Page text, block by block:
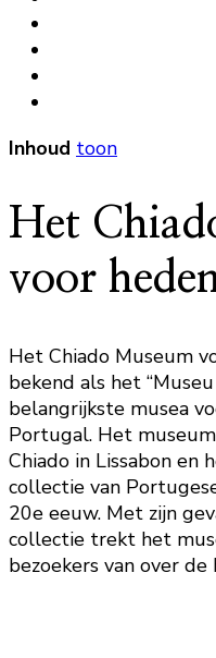
Inhoud toon
Het
voor
Het Chiado Museum
bekend als het
belangrijkste musea
Portugal. Het
Chiado in Lissabon en
collectie van
20e eeuw. Met zijn
collectie trekt het
bezoekers van over